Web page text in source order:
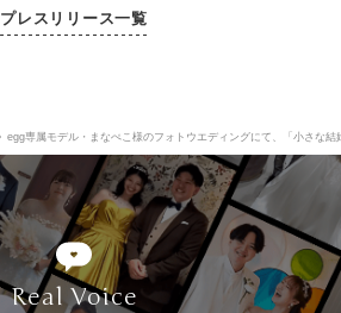
プレスリリース一覧
​egg専属モデル・まなぺこ様のフォトウエディングにて、「小さな
Real Voice